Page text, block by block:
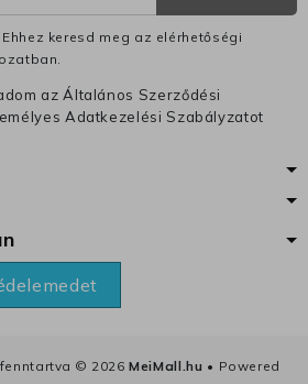
keresd meg az elérhetőségi
az Általános Szerződési
Adatkezelési Szabályzatot
© 2026MeiMall.hu • Powered